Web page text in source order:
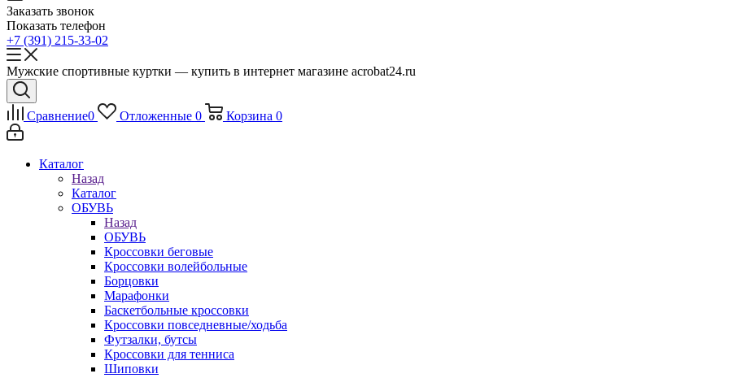
Заказать звонок
Показать телефон
+7 (391) 215-33-02
Мужские спортивные куртки — купить в интернет магазине acrobat24.ru
Сравнение0 Отложенные 0 Корзина 0
Каталог
Назад
Каталог
ОБУВЬ
Назад
ОБУВЬ
Кроссовки беговые
Кроссовки волейбольные
Борцовки
Марафонки
Баскетбольные кроссовки
Кроссовки повседневные/ходьба
Футзалки, бутсы
Кроссовки для тенниса
Шиповки